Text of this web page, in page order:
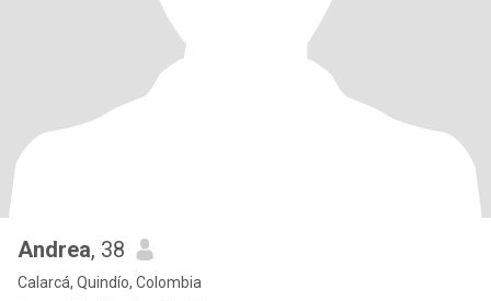
Andrea, 38
Calarcá, Quindío, Colombia